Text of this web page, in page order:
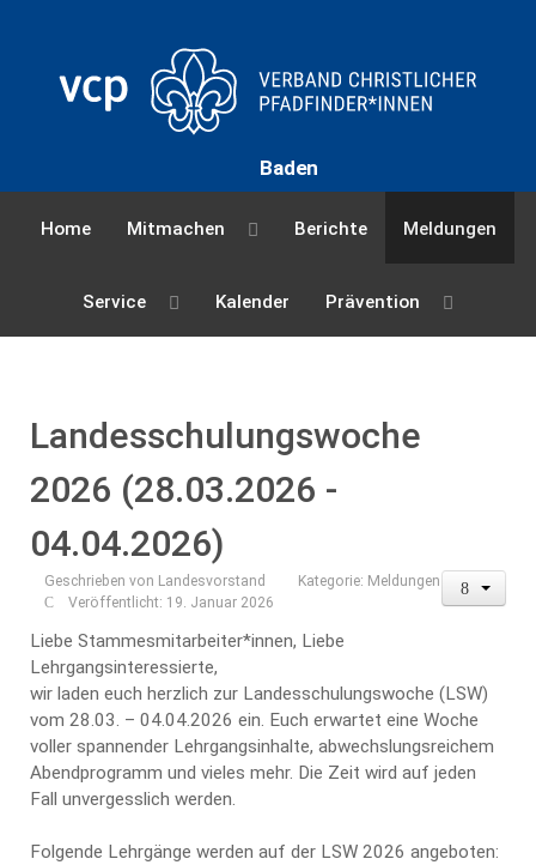
Baden
Home Mitmachen Berichte Meldungen
Service Kalender Prävention
Landesschulungswoche
2026 (28.03.2026 -
04.04.2026)
Geschrieben von Landesvorstand Kategorie: Meldungen
Veröffentlicht: 19. Januar 2026
Liebe Stammesmitarbeiter*innen, Liebe
Lehrgangsinteressierte,
wir laden euch herzlich zur Landesschulungswoche (LSW)
vom 28.03. – 04.04.2026 ein. Euch erwartet eine Woche
voller spannender Lehrgangsinhalte, abwechslungsreichem
Abendprogramm und vieles mehr. Die Zeit wird auf jeden
Fall unvergesslich werden.
Folgende Lehrgänge werden auf der LSW 2026 angeboten: